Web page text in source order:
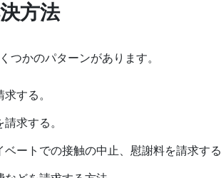
方法
つかのパターンがあります。
する。
求する。
ートでの接触の中止、慰謝料を請求する